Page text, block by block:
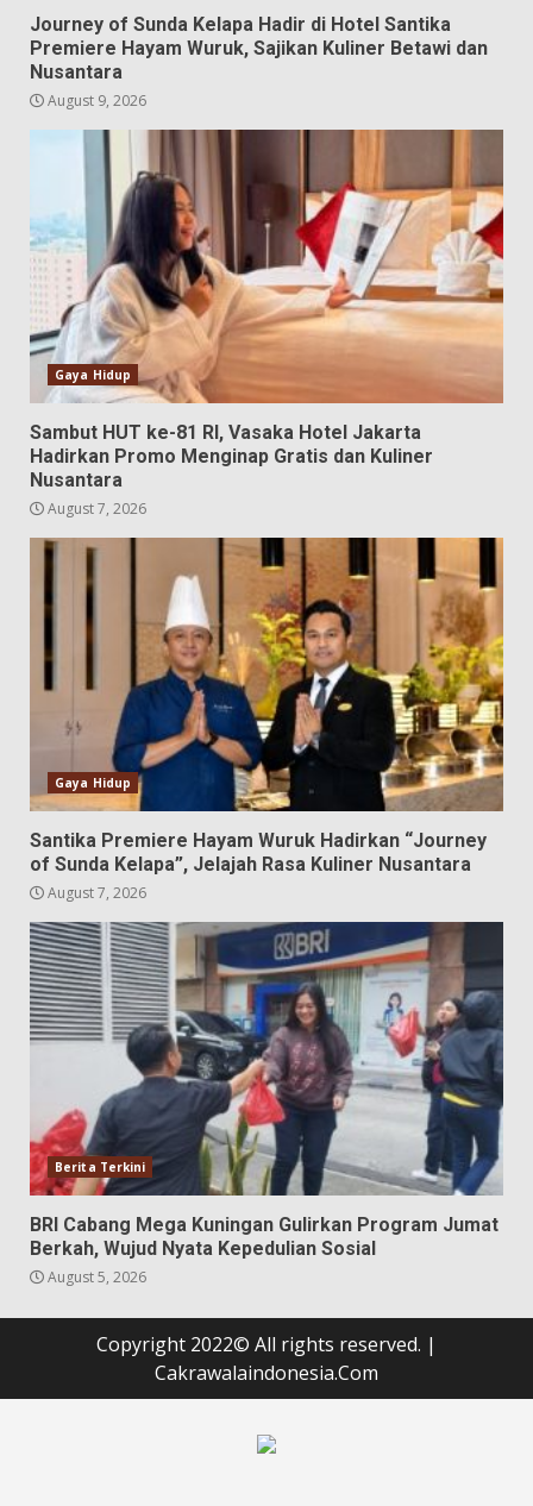
Journey of Sunda Kelapa Hadir di Hotel Santika
Premiere Hayam Wuruk, Sajikan Kuliner Betawi dan
Nusantara
August 9, 2026
Gaya Hidup
Sambut HUT ke-81 RI, Vasaka Hotel Jakarta
Hadirkan Promo Menginap Gratis dan Kuliner
Nusantara
August 7, 2026
Gaya Hidup
Santika Premiere Hayam Wuruk Hadirkan “Journey
of Sunda Kelapa”, Jelajah Rasa Kuliner Nusantara
August 7, 2026
Berita Terkini
BRI Cabang Mega Kuningan Gulirkan Program Jumat
Berkah, Wujud Nyata Kepedulian Sosial
August 5, 2026
Copyright 2022© All rights reserved. |
Cakrawalaindonesia.Com